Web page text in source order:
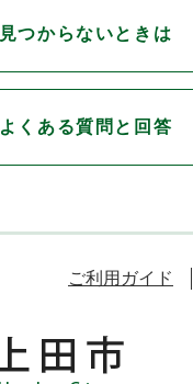
見つからないときは
よくある質問と回答
ご利用ガイド